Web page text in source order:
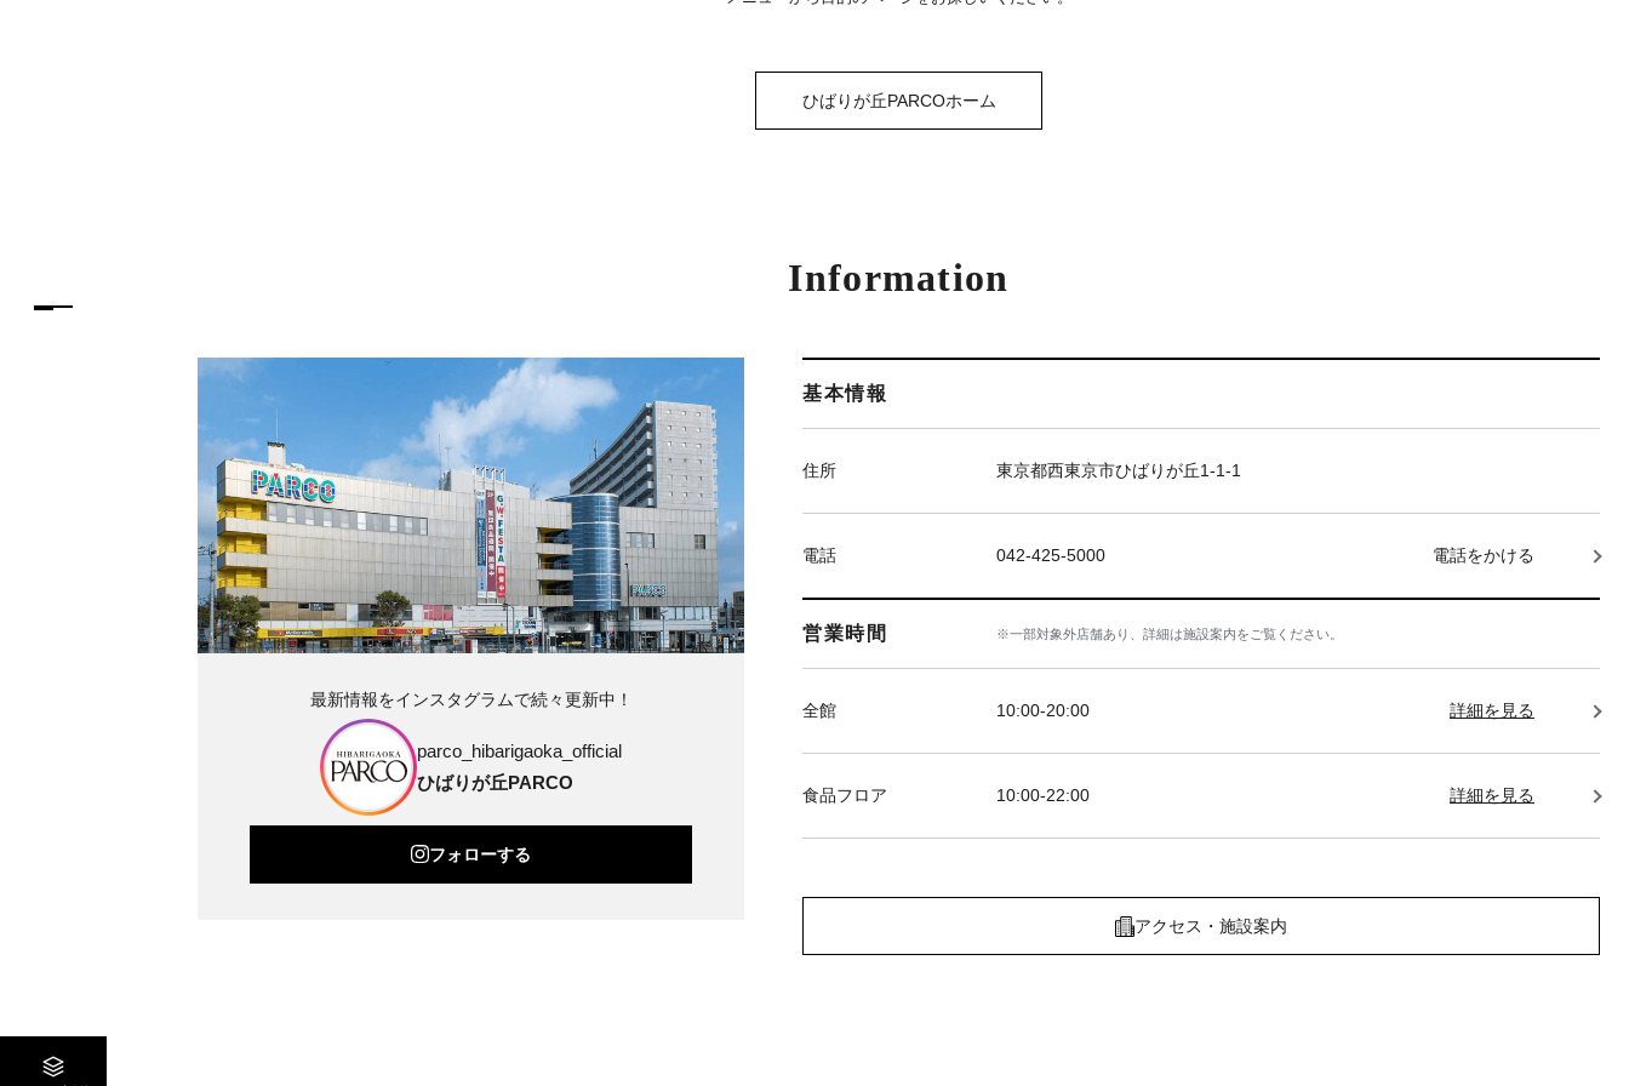
ひばりが丘PARCOホーム
Information
基本情報
住所 東京都西東京市ひばりが丘1-1-1
電話 042-425-5000 電話をかける
営業時間 ※一部対象外店舗あり、詳細は施設案内をご覧ください。
全館 10:00-20:00 詳細を見る
食品フロア 10:00-22:00 詳細を見る
アクセス・施設案内
最新情報をインスタグラムで続々更新中！
parco_hibarigaoka_official
ひばりが丘PARCO
フォローする